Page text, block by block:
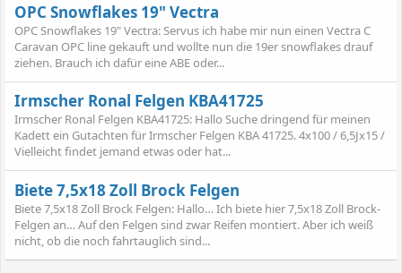
OPC Snowflakes 19" Vectra
OPC Snowflakes 19" Vectra: Servus ich habe mir nun einen Vectra C
Caravan OPC line gekauft und wollte nun die 19er snowflakes drauf
ziehen. Brauch ich dafür eine ABE oder...
Irmscher Ronal Felgen KBA41725
Irmscher Ronal Felgen KBA41725: Hallo Suche dringend für meinen
Kadett ein Gutachten für Irmscher Felgen KBA 41725. 4x100 / 6,5Jx15 /
Vielleicht findet jemand etwas oder hat...
Biete 7,5x18 Zoll Brock Felgen
Biete 7,5x18 Zoll Brock Felgen: Hallo… Ich biete hier 7,5x18 Zoll Brock-
Felgen an… Auf den Felgen sind zwar Reifen montiert. Aber ich weiß
nicht, ob die noch fahrtauglich sind...